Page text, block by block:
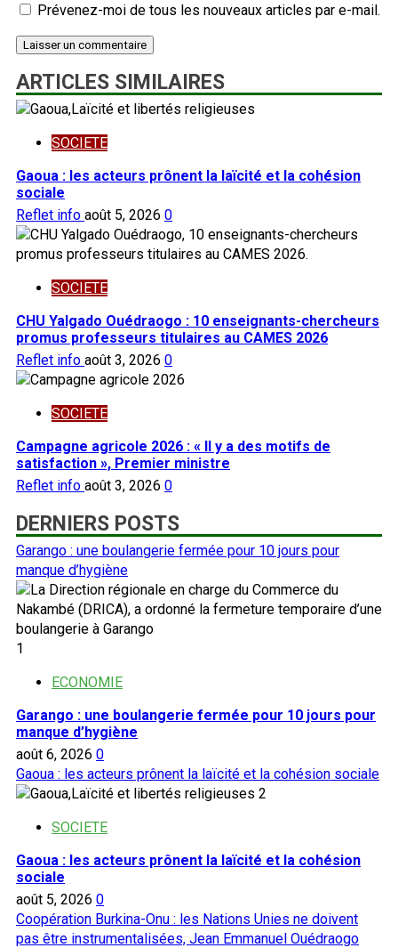
Prévenez-moi de tous les nouveaux articles par e-mail.
ARTICLES SIMILAIRES
SOCIETE
Gaoua : les acteurs prônent la laïcité et la cohésion
sociale
Reflet info août 5, 2026 0
SOCIETE
CHU Yalgado Ouédraogo : 10 enseignants-chercheurs
promus professeurs titulaires au CAMES 2026
Reflet info août 3, 2026 0
SOCIETE
Campagne agricole 2026 : « Il y a des motifs de
satisfaction », Premier ministre
Reflet info août 3, 2026 0
DERNIERS POSTS
Garango : une boulangerie fermée pour 10 jours pour
manque d’hygiène
1
ECONOMIE
Garango : une boulangerie fermée pour 10 jours pour
manque d’hygiène
août 6, 2026 0
Gaoua : les acteurs prônent la laïcité et la cohésion sociale
2
SOCIETE
Gaoua : les acteurs prônent la laïcité et la cohésion
sociale
août 5, 2026 0
Coopération Burkina-Onu : les Nations Unies ne doivent
pas être instrumentalisées, Jean Emmanuel Ouédraogo